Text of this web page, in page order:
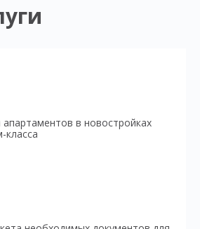
в новостройках
класса